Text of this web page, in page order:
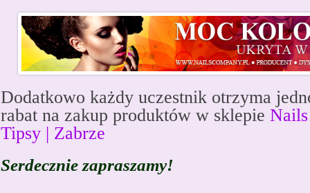
Dodatkowo każdy uczestnik otrzyma
rabat na zakup produktów w sklepie
Tipsy | Zabrze
Serdecznie zapraszamy!